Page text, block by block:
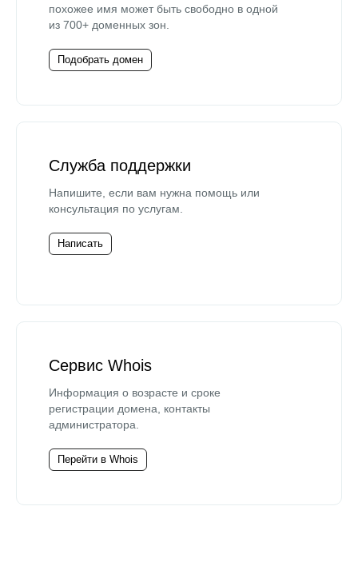
похожее имя может быть свободно в одной
из 700+ доменных зон.
Подобрать домен
Служба поддержки
Напишите, если вам нужна помощь или
консультация по услугам.
Написать
Сервис Whois
Информация о возрасте и сроке
регистрации домена, контакты
администратора.
Перейти в Whois